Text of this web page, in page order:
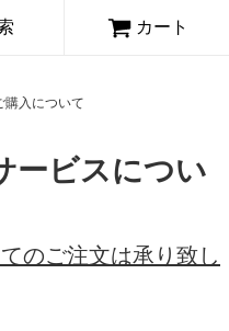
カート
購入について
ービスについ
のご注文は承り致し